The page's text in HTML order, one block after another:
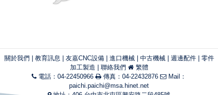
關於我們 教育訊息 友嘉CNC設備| 進口機械| 中古機械| 週邊配件| 零件
加工製造
聯絡我們
繁體
電話：04-22450966
傳真：04-22432876
Mail：
paichi.paichi@msa.hinet.net